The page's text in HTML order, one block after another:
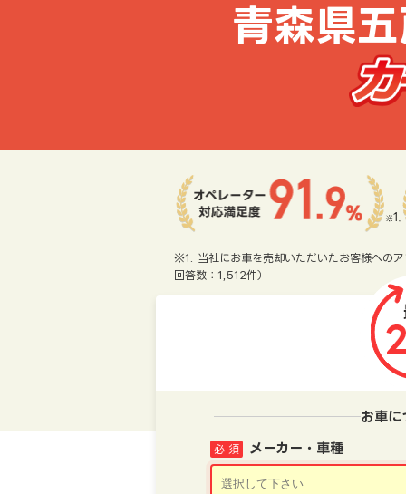
青森県
※1. 当社にお車を売却いただいたお客様への
回答数：1,512件）
お車に
メーカー・車種
必 須